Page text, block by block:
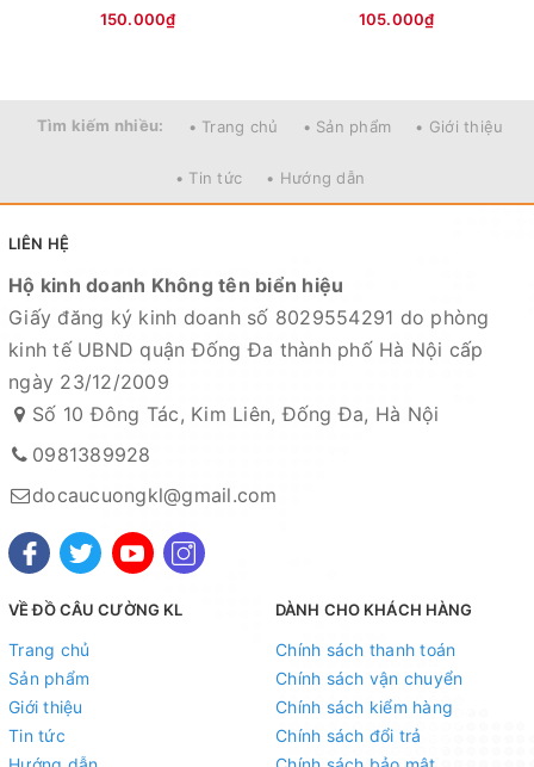
Kênh Thương mại điện tử
- Lazada:https://www.lazada.vn/shop/do-cau-cuong-
https://zalo.me/4190676579548541614
Địa chỉ cửa hàng : Số 10 Đông Tác, Kim Liên, Đống Đa,
Hà Nội
Xem bản đồ chỉ dẫn đường đi
Chuyên sỉ lẻ toàn quốc - Giao hàng toàn quốc - Nhận
ship COD ( nhận hàng thanh toán )
HỆ THỐNG TÀI KHOẢN NGÂN HÀNG
1. Ngân hàng Kỹ thương TECHCOMBANK -
Hoa Thám - Hà Nội
2. Ngân hàng Ngoại thương VIETCOMBANK -CN Hà
Nội
Số tài khoản : 0021001015829
150.000₫ 105.000₫
Tìm kiếm nhiều: • Trang chủ • Sản phẩm • Giới thiệu
• Tin tức • Hướng dẫn
LIÊN HỆ
Hộ kinh doanh Không tên biển hiệu
Giấy đăng ký kinh doanh số 8029554291 do phòng
kinh tế UBND quận Đống Đa thành phố Hà Nội cấp
ngày 23/12/2009
Số 10 Đông Tác, Kim Liên, Đống Đa, Hà Nội
0981389928
docaucuongkl@gmail.com
VỀ ĐỒ CÂU CƯỜNG KL
Trang chủ
Sản phẩm
Giới thiệu
Tin tức
DÀNH CHO KHÁCH HÀNG
Chính sách thanh toán
Chính sách vận chuyển
Chính sách kiểm hàng
Chính sách đổi trả